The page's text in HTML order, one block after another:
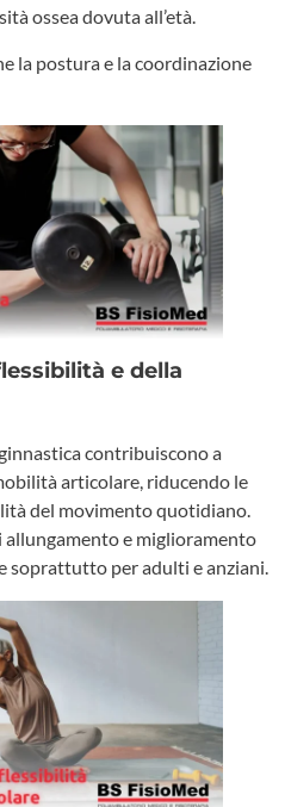
ossea dovuta all’età.
la postura e la coordinazione
e della
contribuiscono a
articolare, riducendo le
del movimento quotidiano.
e miglioramento
soprattutto per adulti e anziani.